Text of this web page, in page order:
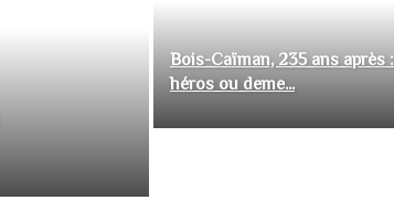
Bois-Caïman, 235 ans après
héros ou deme...